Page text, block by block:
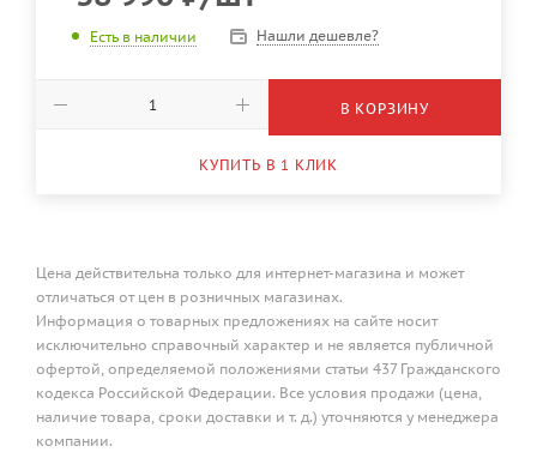
Есть в наличии Нашли дешевле?
В КОРЗИНУ
КУПИТЬ В 1 КЛИК
Цена действительна только для интернет-магазина и может
отличаться от цен в розничных магазинах.
Информация о товарных предложениях на сайте носит
исключительно справочный характер и не является публичной
офертой, определяемой положениями статьи 437 Гражданского
кодекса Российской Федерации. Все условия продажи (цена,
наличие товара, сроки доставки и т. д.) уточняются у менеджера
компании.